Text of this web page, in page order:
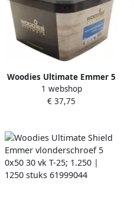
Woodies Ultimate Emmer 5
0x 70 40 vk T25 verzinkt |
600 stuks 61999053
1 webshop
€ 37,75